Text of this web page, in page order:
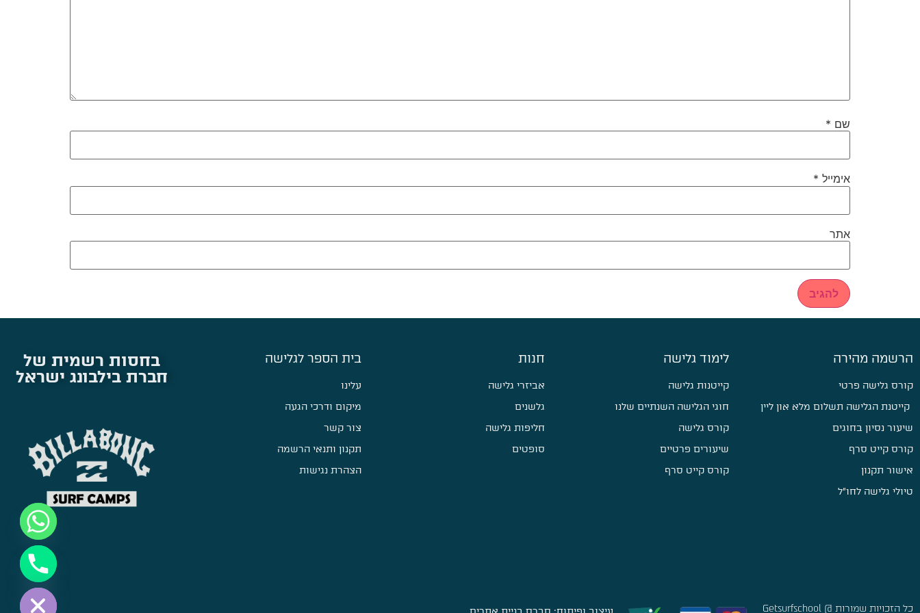
שם *
אימייל *
אתר
הרשמה מהירה
קורס גלישה פרטי
קייטנת הגלישה תשלום מלא און ליין
שיעור נסיון בחוגים
קורס קייט סרף
אישור תקנון
טיולי גלישה לחו״ל
לימוד גלישה
קייטנות גלישה
חוגי הגלישה השנתיים שלנו
קורס גלישה
שיעורים פרטיים
קורס קייט סרף
חנות
אביזרי גלישה
גלשנים
חליפות גלישה
סופטים
בית הספר לגלישה
עלינו
מיקום ודרכי הגעה
צור קשר
תקנון ותנאי הרשמה
הצהרת נגישות
בחסות רשמית של
חברת בילבונג ישראל
כל הזכויות שמורות @ Getsurfschool
Hide chaty